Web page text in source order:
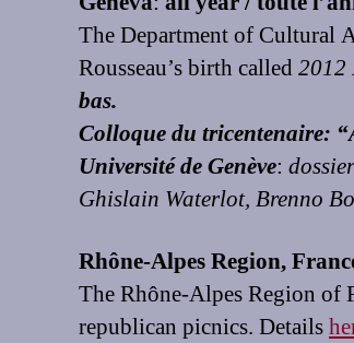
The Department of Cultural
Rousseau’s birth called2012
bas.
Colloque du tricentenaire:
Université de Genève:
Ghislain Waterlot, Brenno
Rhône-Alpes Region,
The Rhône-Alpes Region of
republican picnics. Details